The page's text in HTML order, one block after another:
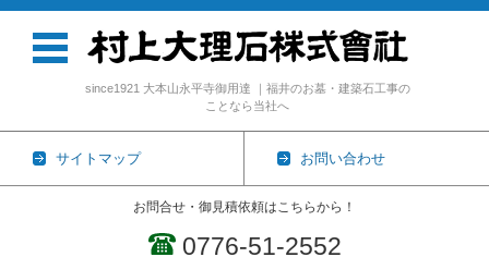
since1921 大本山永平寺御用達 ｜福井のお墓・建築石工事の
ことなら当社へ
サイトマップ お問い合わせ
お問合せ・御見積依頼はこちらから！
0776-51-2552